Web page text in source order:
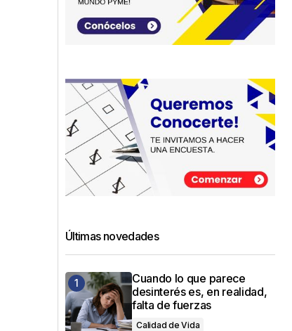
Últimas novedades
Cuando lo que parece
desinterés es, en realidad,
falta de fuerzas
Calidad de Vida